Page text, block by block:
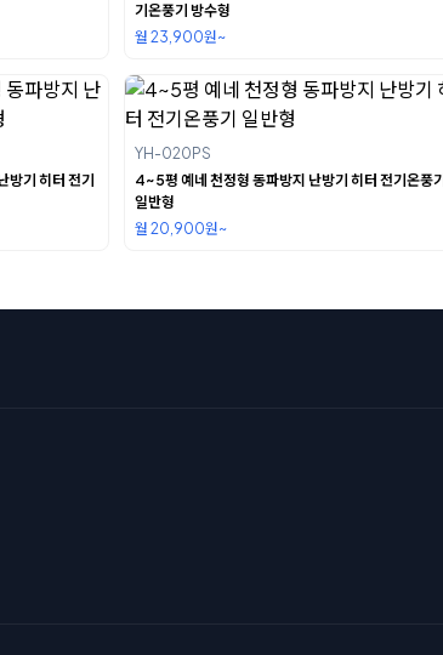
기온풍기 방수형
월 23,900원~
방기 히터 전기
YH-020PS
4~5평 예네 천정형 동파방지 난방기 히터 전기온풍기
일반형
월 20,900원~